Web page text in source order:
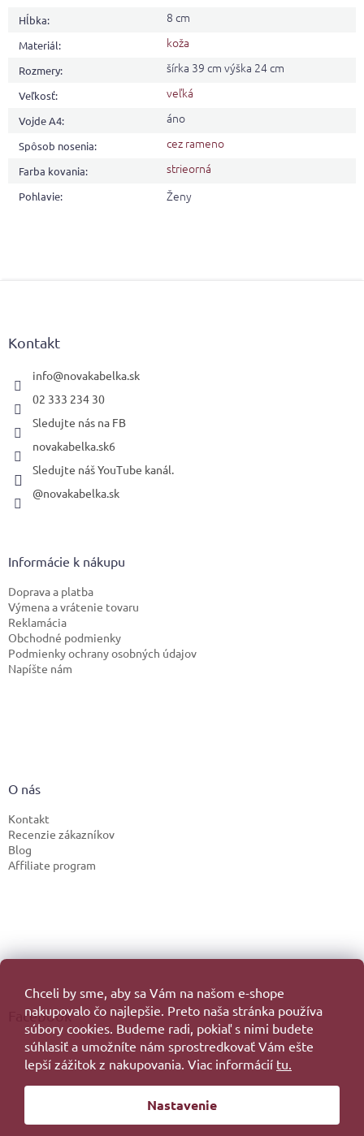
Chceli by sme, aby sa Vám na našom e-shope
nakupovalo čo najlepšie. Preto naša stránka používa
súbory cookies. Budeme radi, pokiaľ s nimi budete
súhlasiť a umožníte nám sprostredkovať Vám ešte
lepší zážitok z nakupovania. Viac informácií tu.
Nastavenie
Hĺbka: 8 cm
Materiál: koža
Rozmery: šírka 39 cm výška 24 cm
Veľkosť: veľká
Vojde A4: áno
Spôsob nosenia: cez rameno
Farba kovania: strieorná
Pohlavie: Ženy
Kontakt
info@novakabelka.sk
02 333 234 30
Sledujte nás na FB
novakabelka.sk6
Sledujte náš YouTube kanál.
@novakabelka.sk
Informácie k nákupu
Doprava a platba
Výmena a vrátenie tovaru
Reklamácia
Obchodné podmienky
Podmienky ochrany osobných údajov
Napíšte nám
O nás
Kontakt
Recenzie zákazníkov
Blog
Affiliate program
Facebook
Vytvoril Shoptet